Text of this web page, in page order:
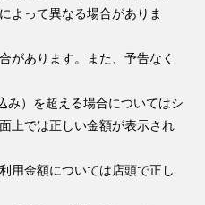
よって異なる場合がありま
があります。また、予告なく
み）を超える場合についてはシ
上では正しい金額が表示され
用金額については店頭で正し